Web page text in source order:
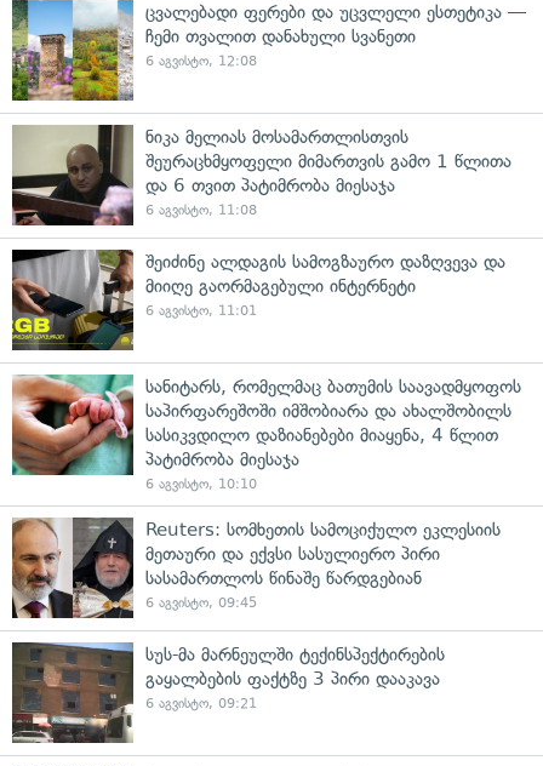
ცვალებადი ფერები და უცვლელი ესთეტიკა —
ჩემი თვალით დანახული სვანეთი
6 აგვისტო, 12:08
ნიკა მელიას მოსამართლისთვის
შეურაცხმყოფელი მიმართვის გამო 1 წლითა
და 6 თვით პატიმრობა მიესაჯა
6 აგვისტო, 11:08
შეიძინე ალდაგის სამოგზაურო დაზღვევა და
მიიღე გაორმაგებული ინტერნეტი
6 აგვისტო, 11:01
სანიტარს, რომელმაც ბათუმის საავადმყოფოს
საპირფარეშოში იმშობიარა და ახალშობილს
სასიკვდილო დაზიანებები მიაყენა, 4 წლით
პატიმრობა მიესაჯა
6 აგვისტო, 10:10
Reuters: სომხეთის სამოციქულო ეკლესიის
მეთაური და ექვსი სასულიერო პირი
სასამართლოს წინაშე წარდგებიან
6 აგვისტო, 09:45
სუს-მა მარნეულში ტექინსპექტირების
გაყალბების ფაქტზე 3 პირი დააკავა
6 აგვისტო, 09:21